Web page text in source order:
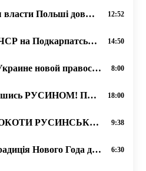
Рада Європы власти Польші довжні самі создати учебникы русинам. 30.01.2020 12:52
Расчлененіє ЧСР на Подкарпатську Русь, Чехію и Словакію. 1939. 14:50
Рождение в Украине новой православной журналистики, 19.06.2020, прот. Димитрий Сидор 8:00
РУСИН запишись РУСИНОМ! ПЕРЕПИС НАСЕЛЕННЯ В УКРАЇНІ 2020 року. 18:00
РУСИНЕ! СОКОТИ РУСИНСЬКУ БЕСІДУ! 21.02.20 9:38
Русинська Традиція Нового Года до Рожденства. прот. Димитрий Сидор . 31.12.2019 6:30